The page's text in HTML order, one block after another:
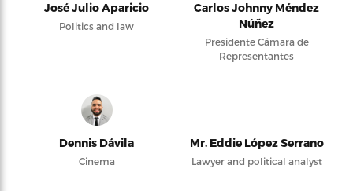
José Julio Aparicio
Politics and law
Carlos Johnny Méndez
Núñez
Presidente Cámara de
Representantes
Dennis Dávila
Cinema
Mr. Eddie López Serrano
Lawyer and political analyst